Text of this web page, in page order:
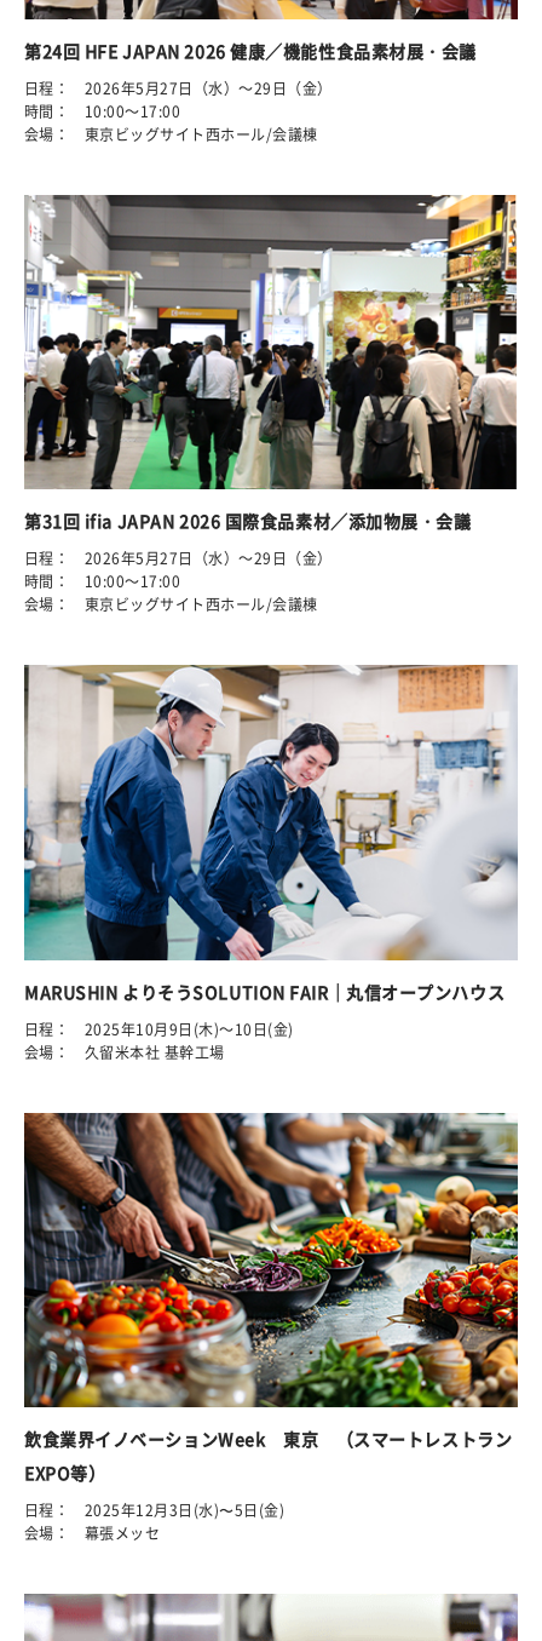
第24回 HFE JAPAN 2026 健康／機能性食品素材展・会議
日程： 2026年5月27日（水）～29日（金）
時間： 10:00～17:00
会場： 東京ビッグサイト西ホール/会議棟
第31回 ifia JAPAN 2026 国際食品素材／添加物展・会議
日程： 2026年5月27日（水）～29日（金）
時間： 10:00～17:00
会場： 東京ビッグサイト西ホール/会議棟
MARUSHIN よりそうSOLUTION FAIR｜丸信オープンハウス
日程： 2025年10月9日(木)～10日(金)
会場： 久留米本社 基幹工場
飲食業界イノベーションWeek 東京 （スマートレストラン
EXPO等）
日程： 2025年12月3日(水)〜5日(金)
会場： 幕張メッセ